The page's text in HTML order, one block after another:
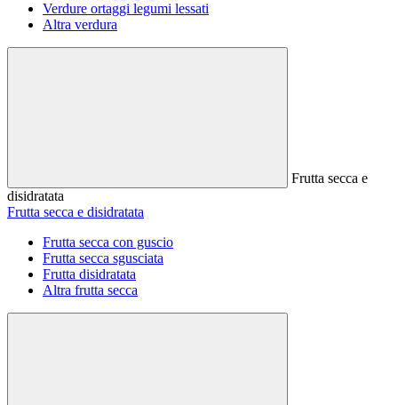
Verdure ortaggi legumi lessati
Altra verdura
Frutta secca e
disidratata
Frutta secca e disidratata
Frutta secca con guscio
Frutta secca sgusciata
Frutta disidratata
Altra frutta secca